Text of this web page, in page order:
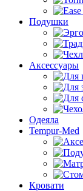
Подушки
Аксессуары
Одеяла
Tempur-Med
Кровати